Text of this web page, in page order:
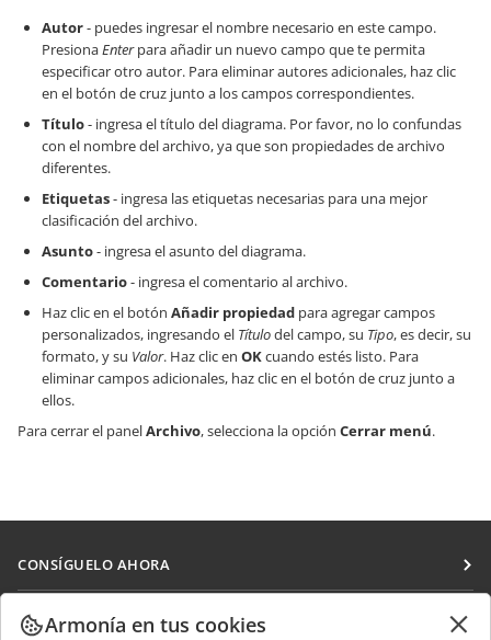
Autor- puedes ingresar el nombre necesario en este campo.
PresionaEnterpara añadir un nuevo campo que te permita
especificar otro autor. Para eliminar autores adicionales, haz clic
en el botón de cruz junto a los campos correspondientes.
Título- ingresa el título del diagrama. Por favor, no lo confundas
con el nombre del archivo, ya que son propiedades de archivo
diferentes.
Etiquetas- ingresa las etiquetas necesarias para una mejor
clasificación del archivo.
Asunto- ingresa el asunto del diagrama.
Comentario- ingresa el comentario al archivo.
Haz clic en el botón Añadir propiedad para agregar campos
personalizados, ingresando el Títulodel campo, su Tipo, es decir, su
formato, y su Valor. Haz clic en OKcuando estés listo. Para
eliminar campos adicionales, haz clic en el botón de cruz junto a
ellos.
Para cerrar el panelArchivo, selecciona la opción Cerrar menú.
CONSÍGUELO AHORA
Docs
COLABORAR
Armonía en tus cookies